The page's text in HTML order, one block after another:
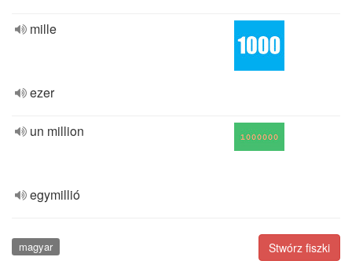
mille
ezer
un million
egymillió
Stwórz fiszki
magyar